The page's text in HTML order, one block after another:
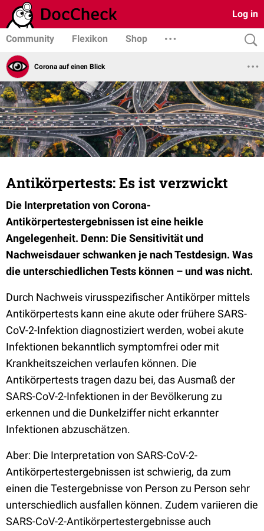
Log in
Community Flexikon Shop
Corona auf einen Blick
Antikörpertests: Es ist verzwickt
Die Interpretation von Corona-
Antikörpertestergebnissen ist eine heikle
Angelegenheit. Denn: Die Sensitivität und
Nachweisdauer schwanken je nach Testdesign. Was
die unterschiedlichen Tests können – und was nicht.
Durch Nachweis virusspezifischer Antikörper mittels
Antikörpertests kann eine akute oder frühere SARS-
CoV-2-Infektion diagnostiziert werden, wobei akute
Infektionen bekanntlich symptomfrei oder mit
Krankheitszeichen verlaufen können. Die
Antikörpertests tragen dazu bei, das Ausmaß der
SARS-CoV-2-Infektionen in der Bevölkerung zu
erkennen und die Dunkelziffer nicht erkannter
Infektionen abzuschätzen.
Aber: Die Interpretation von SARS-CoV-2-
Antikörpertestergebnissen ist schwierig, da zum
einen die Testergebnisse von Person zu Person sehr
unterschiedlich ausfallen können. Zudem variieren die
SARS-CoV-2-Antikörpertestergebnisse auch